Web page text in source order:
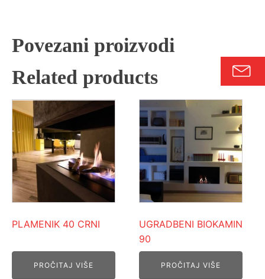
Povezani proizvodi
Related products
PLAMENIK 40 CRNI
PROČITAJ VIŠE
UGRADBENI BIOKAMIN
90
PROČITAJ VIŠE